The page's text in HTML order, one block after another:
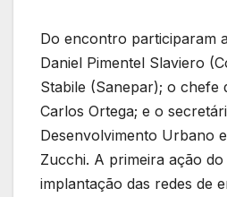
Do encontro participaram
Daniel Pimentel Slaviero
Stabile (Sanepar); o chefe
Carlos Ortega; e o
Desenvolvimento Urbano
Zucchi. A primeira ação
implantação das redes de